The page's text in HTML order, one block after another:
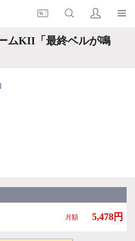
ムKII「最終ベルが鳴
月額 5,478円